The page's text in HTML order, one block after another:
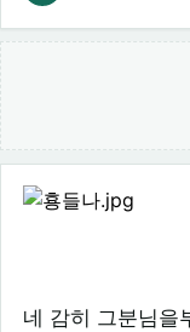
네 감히 그분님을